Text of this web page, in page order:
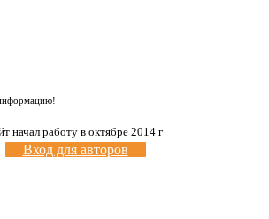
начал работу в октябре 2014 г
Вход для авторов